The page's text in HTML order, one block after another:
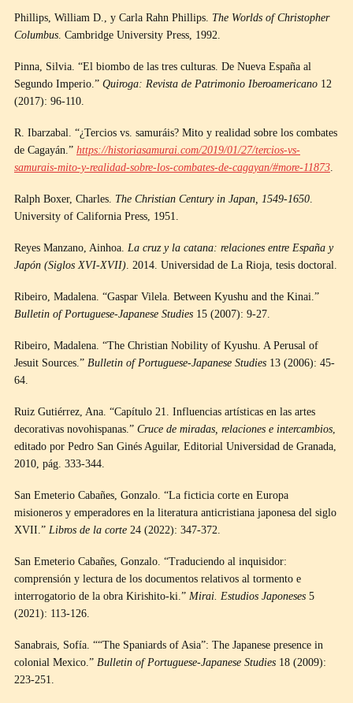
Phillips, William D., y Carla Rahn Phillips. The Worlds of Christopher
Columbus. Cambridge University Press, 1992.
Pinna, Silvia. “El biombo de las tres culturas. De Nueva España al
Segundo Imperio.” Quiroga: Revista de Patrimonio Iberoamericano 12
(2017): 96-110.
R. Ibarzabal. “¿Tercios vs. samuráis? Mito y realidad sobre los combates
de Cagayán.” https://historiasamurai.com/2019/01/27/tercios-vs-
samurais-mito-y-realidad-sobre-los-combates-de-cagayan/#more-11873.
Ralph Boxer, Charles. The Christian Century in Japan, 1549-1650.
University of California Press, 1951.
Reyes Manzano, Ainhoa. La cruz y la catana: relaciones entre España y
Japón (Siglos XVI-XVII). 2014. Universidad de La Rioja, tesis doctoral.
Ribeiro, Madalena. “Gaspar Vilela. Between Kyushu and the Kinai.”
Bulletin of Portuguese-Japanese Studies 15 (2007): 9-27.
Ribeiro, Madalena. “The Christian Nobility of Kyushu. A Perusal of
Jesuit Sources.” Bulletin of Portuguese-Japanese Studies 13 (2006): 45-
64.
Ruiz Gutiérrez, Ana. “Capítulo 21. Influencias artísticas en las artes
decorativas novohispanas.” Cruce de miradas, relaciones e intercambios,
editado por Pedro San Ginés Aguilar, Editorial Universidad de Granada,
2010, pág. 333-344.
San Emeterio Cabañes, Gonzalo. “La ficticia corte en Europa
misioneros y emperadores en la literatura anticristiana japonesa del siglo
XVII.” Libros de la corte 24 (2022): 347-372.
San Emeterio Cabañes, Gonzalo. “Traduciendo al inquisidor:
comprensión y lectura de los documentos relativos al tormento e
interrogatorio de la obra Kirishito-ki.” Mirai. Estudios Japoneses 5
(2021): 113-126.
Sanabrais, Sofía. ““The Spaniards of Asia”: The Japanese presence in
colonial Mexico.” Bulletin of Portuguese-Japanese Studies 18 (2009):
223-251.